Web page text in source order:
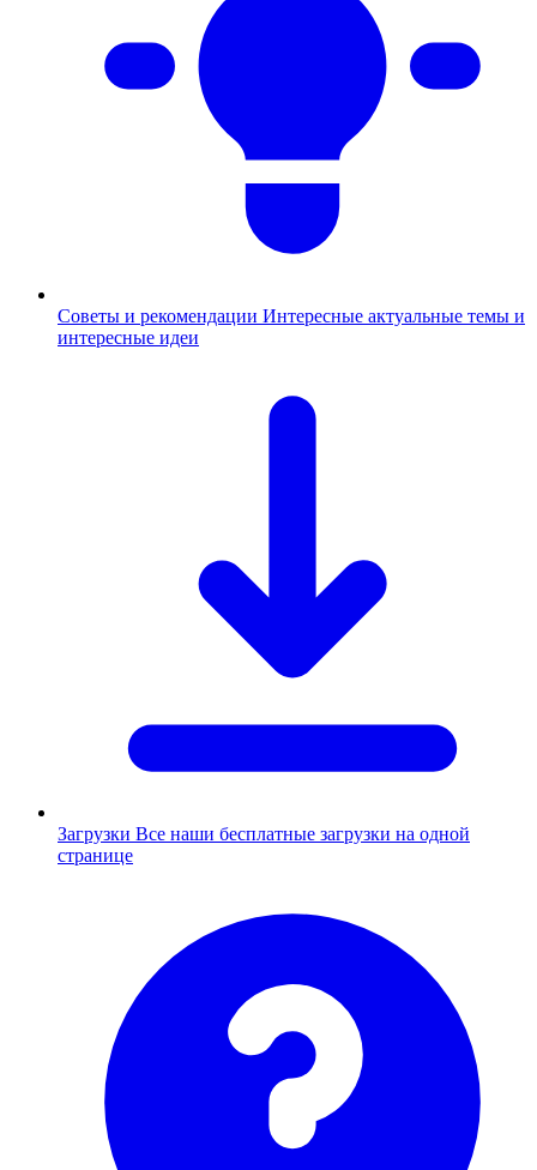
Советы и рекомендации Интересные актуальные темы и
интересные идеи
Загрузки Все наши бесплатные загрузки на одной
странице